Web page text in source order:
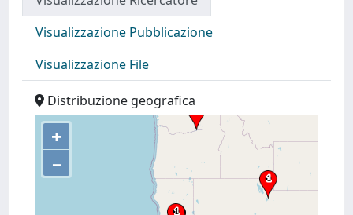
Visualizzazione Pubblicazione
Visualizzazione File
Distribuzione geografica
+
–